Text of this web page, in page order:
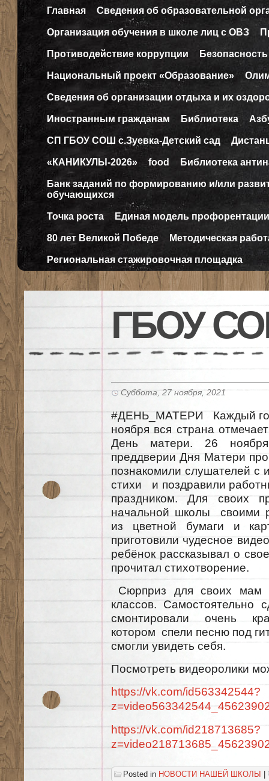
Главная Сведения об образовательной
Организация обучения в школе лиц с ОВЗ
Противодействие коррупции Безопасность
Национальный проект «Образование»
Сведения об организации отдыха и их
Иностранным гражданам Библиотека
СП ГБОУ СОШ с.Зуевка-Детский сад
«КАНИКУЛЫ-2026» food Библиотека
Банк заданий по формированию и/или
обучающихся
Точка роста Единая модель профорентации
80 лет Великой Победе Методическая
Региональная стажировочная площадка
ГБОУ
Суббота, 27 ноября, 2021
#ДЕНЬ_МАТЕРИ Каждый год
ноября вся страна
День матери. 26
преддверии Дня Матери
познакомили слушателей с
стихи и поздравили
праздником. Для своих
начальной школы своими
из цветной бумаги и
приготовили чудесное
ребёнок рассказывал о
прочитал стихотворение.
Сюрприз для своих мам
классов. Самостоятельно
смонтировали очень
котором спели песню под
смогли увидеть себя.
Посмотреть видеоролики
https://vk.com/id563342544?
https://vk.com/id218713685?
Posted in НОВОСТИ НАШЕЙ ШКОЛЫ |